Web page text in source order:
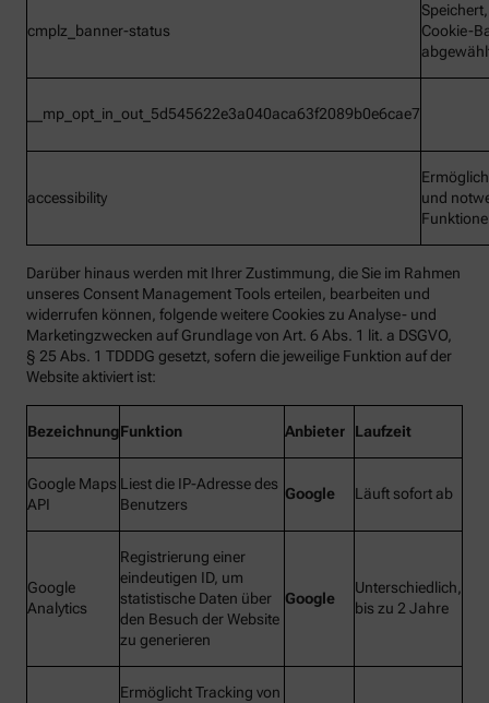
cmplz_banner-status
Cookie-
__mp_opt_in_out_5d545622e3a040aca63f2089b0e6cae7
accessibility
und
Darüber hinaus werden mit Ihrer Zustimmung, die Sie im Rahmen
unseres Consent Management Tools erteilen, bearbeiten und
widerrufen können, folgende weitere Cookies zu Analyse- und
Marketingzwecken auf Grundlage von Art. 6 Abs. 1 lit. a DSGVO,
§ 25 Abs. 1 TDDDG gesetzt, sofern die jeweilige Funktion auf der
Website aktiviert ist:
BezeichnungFunktion Anbieter Laufzeit
Google Maps
API
Liest die IP-Adresse des
Benutzers
Google Läuft sofort ab
Google
Analytics
Registrierung einer
eindeutigen ID, um
statistische Daten über
den Besuch der Website
zu generieren
Google
Unterschiedlich,
bis zu 2 Jahre
Ermöglicht Tracking von